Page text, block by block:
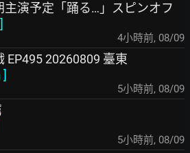
主演予定「踊る…」スピンオフ
]
4小時前, 08/09
EP495 20260809 臺東
]
5小時前, 08/09
5小時前, 08/09